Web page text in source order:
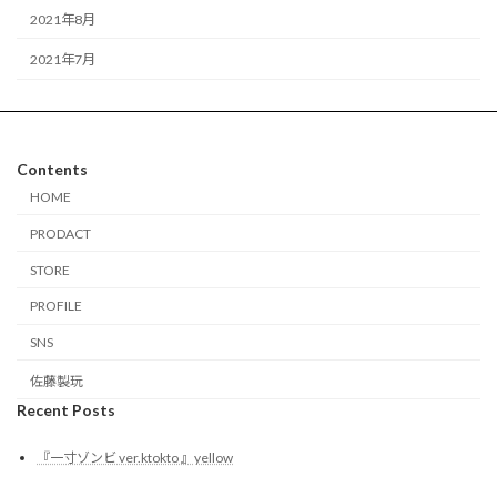
2021年8月
2021年7月
Contents
HOME
PRODACT
STORE
PROFILE
SNS
佐藤製玩
Recent Posts
『一寸ゾンビ ver.ktokto 』yellow